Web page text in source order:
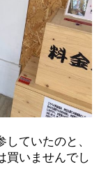
ていたのと、
買いませんでし